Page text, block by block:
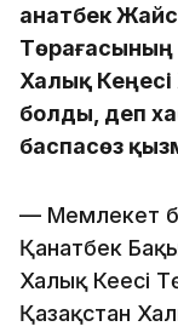
Қанатбек
Төрағасының
Халық
болды, деп
баспасөз
— Мемлекет
Қанатбек
Халық Кеңесі
Қазақстан